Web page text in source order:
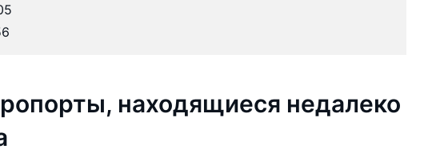
находящиеся недалеко